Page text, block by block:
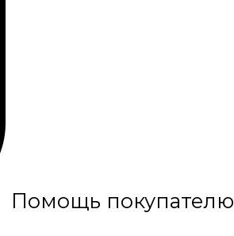
Помощь покупателю